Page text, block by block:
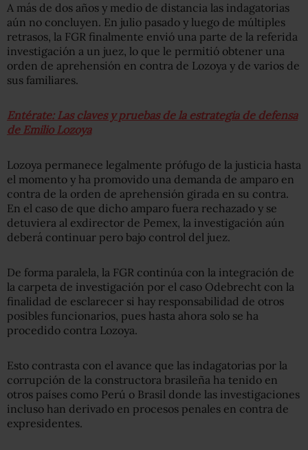
A más de dos años y medio de distancia las indagatorias
aún no concluyen. En julio pasado y luego de múltiples
retrasos, la FGR finalmente envió una parte de la referida
investigación a un juez, lo que le permitió obtener una
orden de aprehensión en contra de Lozoya y de varios de
sus familiares.
Entérate: Las claves y pruebas de la estrategia de defensa
de Emilio Lozoya
Lozoya permanece legalmente prófugo de la justicia hasta
el momento y ha promovido una demanda de amparo en
contra de la orden de aprehensión girada en su contra.
En el caso de que dicho amparo fuera rechazado y se
detuviera al exdirector de Pemex, la investigación aún
deberá continuar pero bajo control del juez.
De forma paralela, la FGR continúa con la integración de
la carpeta de investigación por el caso Odebrecht con la
finalidad de esclarecer si hay responsabilidad de otros
posibles funcionarios, pues hasta ahora solo se ha
procedido contra Lozoya.
Esto contrasta con el avance que las indagatorias por la
corrupción de la constructora brasileña ha tenido en
otros países como Perú o Brasil donde las investigaciones
incluso han derivado en procesos penales en contra de
expresidentes.